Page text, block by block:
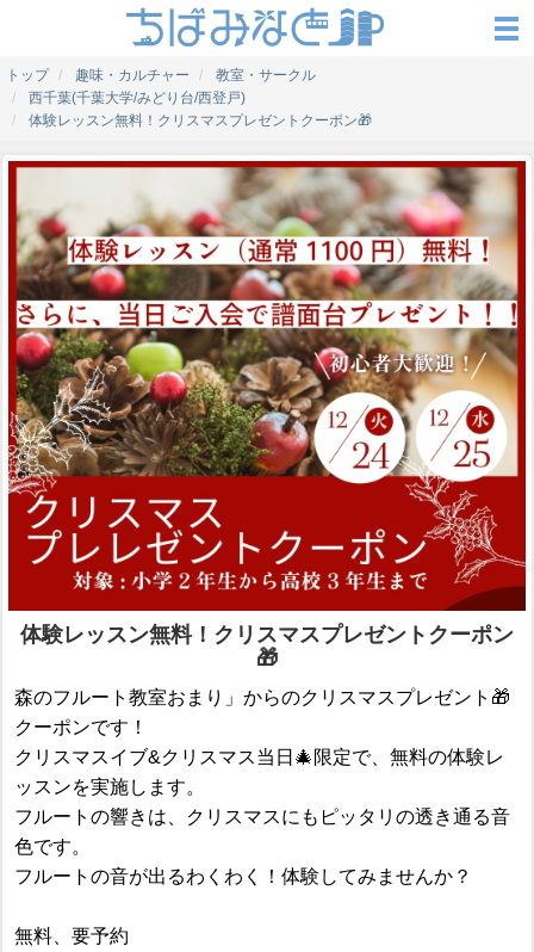
トップ 趣味・カルチャー
教室・サークル
西千葉(千葉大学/みどり台/西登戸)
体験レッスン無料！クリスマスプレゼントクーポン🎁
体験レッスン無料！クリスマスプレゼントクーポン
🎁
森のフルート教室おまり」からのクリスマスプレゼント🎁
クーポンです！
クリスマスイブ&クリスマス当日🎄限定で、無料の体験レ
ッスンを実施します。
フルートの響きは、クリスマスにもピッタリの透き通る音
色です。
フルートの音が出るわくわく！体験してみませんか？
無料、要予約